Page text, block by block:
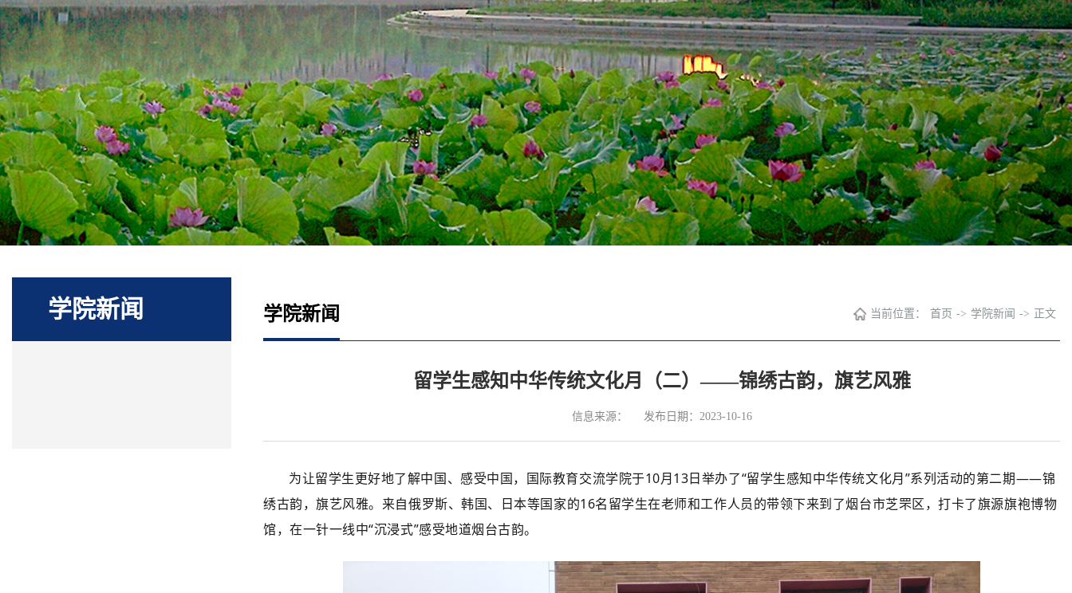
学院新闻 学院新闻 当前位置： 首页 -> 学院新闻 -> 正文
留学生感知中华传统文化月（二）——锦绣古韵，旗艺风雅
信息来源： 发布日期：2023-10-16
为让留学生更好地了解中国、感受中国，国际教育交流学院于10月13日举办了“留学生感知中华传统文化月”系列活动的第二期——锦
绣古韵，旗艺风雅。来自俄罗斯、韩国、日本等国家的16名留学生在老师和工作人员的带领下来到了烟台市芝罘区，打卡了旗源旗袍博物
馆，在一针一线中“沉浸式”感受地道烟台古韵。